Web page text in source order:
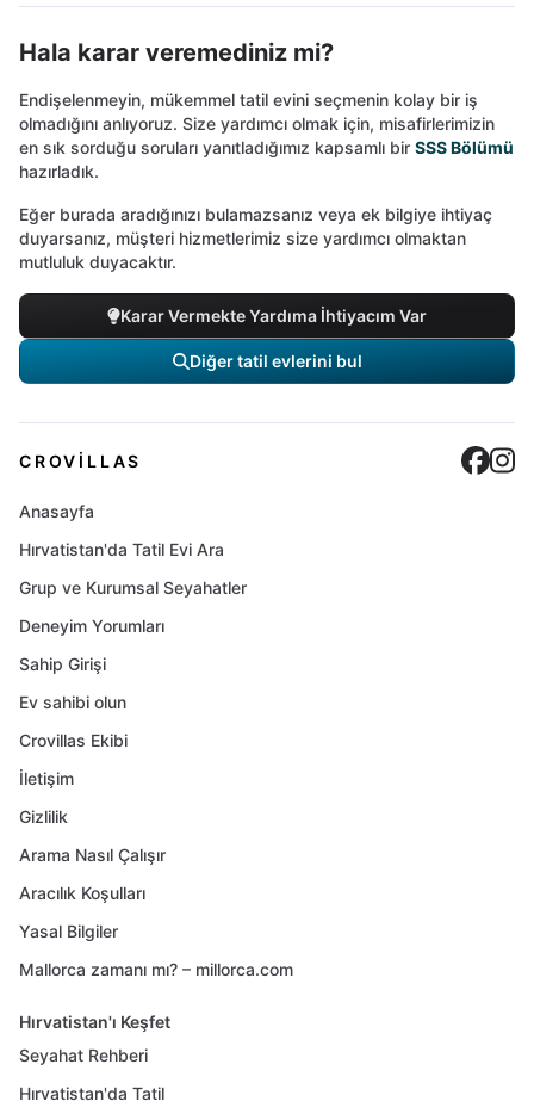
Hala karar veremediniz mi?
Endişelenmeyin, mükemmel tatil evini seçmenin kolay bir iş
olmadığını anlıyoruz. Size yardımcı olmak için, misafirlerimizin
en sık sorduğu soruları yanıtladığımız kapsamlı bir SSS Bölümü
hazırladık.
Eğer burada aradığınızı bulamazsanız veya ek bilgiye ihtiyaç
duyarsanız, müşteri hizmetlerimiz size yardımcı olmaktan
mutluluk duyacaktır.
Karar Vermekte Yardıma İhtiyacım Var
Diğer tatil evlerini bul
CROVILLAS
Anasayfa
Hırvatistan'da Tatil Evi Ara
Grup ve Kurumsal Seyahatler
Deneyim Yorumları
Sahip Girişi
Ev sahibi olun
Crovillas Ekibi
İletişim
Gizlilik
Arama Nasıl Çalışır
Aracılık Koşulları
Yasal Bilgiler
Mallorca zamanı mı? – millorca.com
Hırvatistan'ı Keşfet
Seyahat Rehberi
Hırvatistan'da Tatil